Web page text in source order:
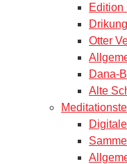
Edition
Otter
Dana-
Alte